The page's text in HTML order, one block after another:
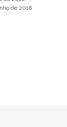
de 2016